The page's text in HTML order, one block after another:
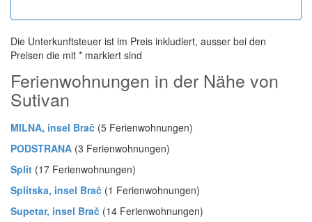
Die Unterkunftsteuer ist im Preis inkludiert, ausser bei den
Preisen die mit * markiert sind
Ferienwohnungen in der Nähe von
Sutivan
MILNA, insel Brač (5 Ferienwohnungen)
PODSTRANA (3 Ferienwohnungen)
Split (17 Ferienwohnungen)
Splitska, insel Brač (1 Ferienwohnungen)
Supetar, insel Brač (14 Ferienwohnungen)